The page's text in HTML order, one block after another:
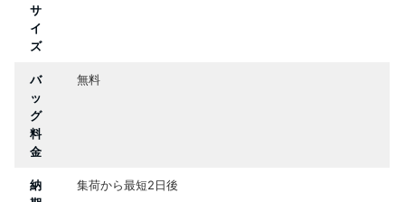
サ
イ
ズ
バ
ッ
グ
料
金
無料
納
集荷から最短2日後